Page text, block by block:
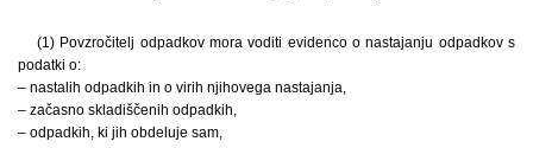
(1) Povzročitelj odpadkov mora voditi evidenco o nastajanju odpadkov s
podatki o:
– nastalih odpadkih in o virih njihovega nastajanja,
– začasno skladiščenih odpadkih,
– odpadkih, ki jih obdeluje sam,